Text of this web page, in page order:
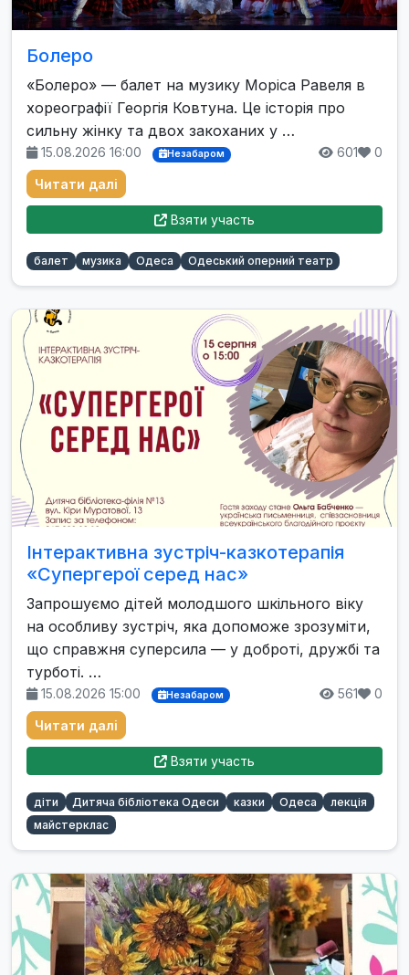
Болеро
«Болеро» — балет на музику Моріса Равеля в
хореографії Георгія Ковтуна. Це історія про
сильну жінку та двох закоханих у …
15.08.2026 16:00 Незабаром 601 0
Читати далі
Взяти участь
балет музика Одеса Одеський оперний театр
Інтерактивна зустріч-казкотерапія
«Супергерої серед нас»
Запрошуємо дітей молодшого шкільного віку
на особливу зустріч, яка допоможе зрозуміти,
що справжня суперсила — у доброті, дружбі та
турботі. …
15.08.2026 15:00 Незабаром 561 0
Читати далі
Взяти участь
діти Дитяча бібліотека Одеси казки Одеса
лекція
майстерклас